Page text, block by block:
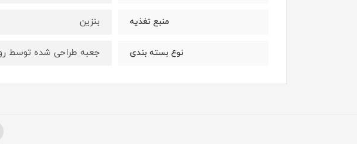
منبع تغذیه بنزین
نوع بسته بندی جعبه طراحی شده توسط